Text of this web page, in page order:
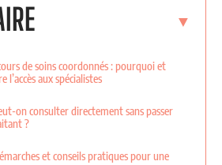
de soins coordonnés : pourquoi et
aux spécialistes
on consulter directement sans passer
?
et conseils pratiques pour une